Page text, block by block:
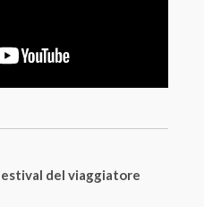
del viaggiatore